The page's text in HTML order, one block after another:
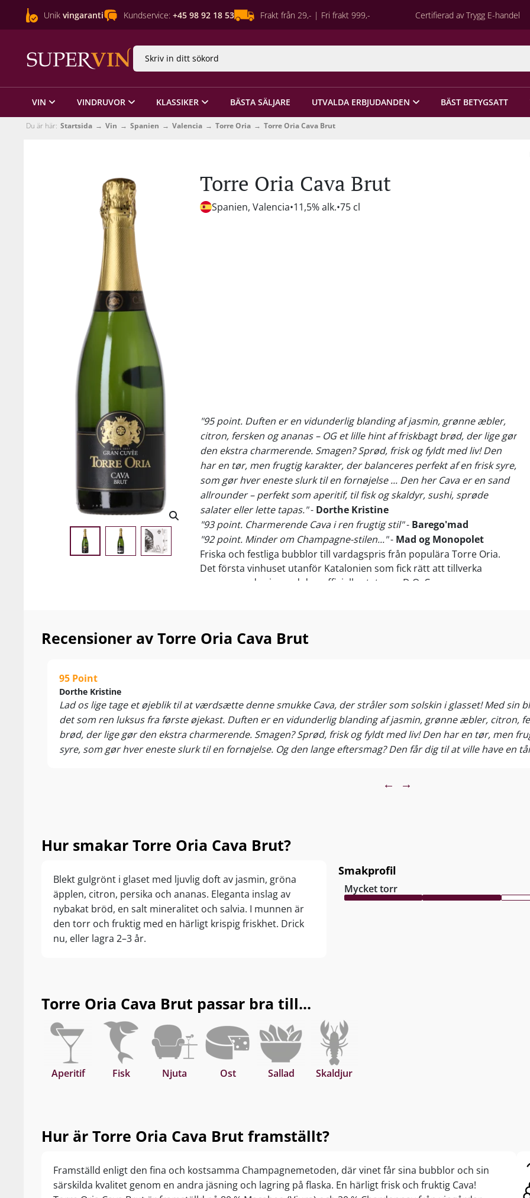
Unik vingaranti Kundservice: +45 98 92 18 53 Frakt från 29,- | Fri frakt 999,- Certifierad av Trygg E-handel
VIN VINDRUVOR KLASSIKER BÄSTA SÄLJARE UTVALDA ERBJUDANDEN BÄST BETYGSATT
Du är här: Startsida Vin Spanien Valencia Torre Oria Torre Oria Cava Brut
Torre Oria Cava Brut
Spanien, Valencia 11,5% alk. 75 cl
"95 point. Duften er en vidunderlig blanding af jasmin, grønne æbler,
citron, fersken og ananas – OG et lille hint af friskbagt brød, der lige gør
den ekstra charmerende. Smagen? Sprød, frisk og fyldt med liv! Den
har en tør, men frugtig karakter, der balanceres perfekt af en frisk syre,
som gør hver eneste slurk til en fornøjelse ... Den her Cava er en sand
allrounder – perfekt som aperitif, til fisk og skaldyr, sushi, sprøde
salater eller lette tapas."- Dorthe Kristine
"93 point. Charmerende Cava i ren frugtig stil"- Barego'mad
"92 point. Minder om Champagne-stilen..."- Mad og Monopolet
Friska och festliga bubblor till vardagspris från populära Torre Oria.
Det första vinhuset utanför Katalonien som fick rätt att tillverka
mousserande vin med den officiella statusen D.O. Cava.
Recensioner av Torre Oria Cava Brut
95 Point
Dorthe Kristine
Lad os lige tage et øjeblik til at værdsætte denne smukke Cava, der stråler som solskin i glasset! Med sin
det som ren luksus fra første øjekast. Duften er en vidunderlig blanding af jasmin, grønne æbler, citron,
brød, der lige gør den ekstra charmerende. Smagen? Sprød, frisk og fyldt med liv! Den har en tør, men
syre, som gør hver eneste slurk til en fornøjelse. Og den lange eftersmag? Den får dig til at ville have en
← →
Hur smakar Torre Oria Cava Brut?
Blekt gulgrönt i glaset med ljuvlig doft av jasmin, gröna
äpplen, citron, persika och ananas. Eleganta inslag av
nybakat bröd, en salt mineralitet och salvia. I munnen är
den torr och fruktig med en härligt krispig friskhet. Drick
nu, eller lagra 2–3 år.
Smakprofil
Mycket torr
Torre Oria Cava Brut passar bra till...
Aperitif Fisk Njuta Ost Sallad Skaldjur
Hur är Torre Oria Cava Brut framställt?
Framställd enligt den fina och kostsamma Champagnemetoden, där vinet får sina bubblor och sin
särskilda kvalitet genom en andra jäsning och lagring på flaska. En härligt frisk och fruktig Cava!